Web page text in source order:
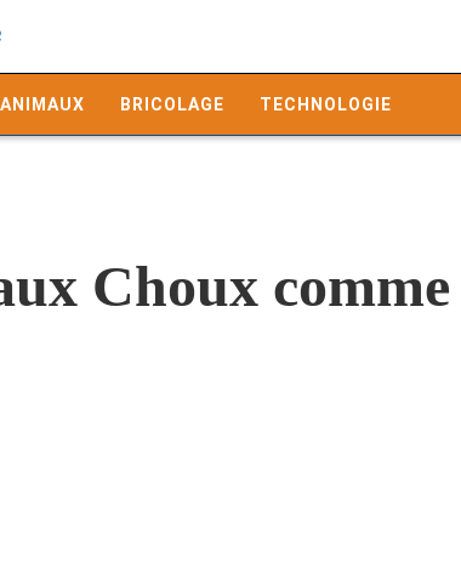
ANIMAUX BRICOLAGE TECHNOLOGIE
Choux comme